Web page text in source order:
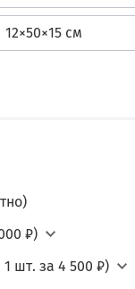
12×50×15 см
₽)
шт. за 4 500 ₽)